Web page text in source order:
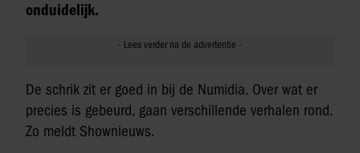
onduidelijk.
De schrik zit er goed in bij de Numidia. Over wat er
precies is gebeurd, gaan verschillende verhalen rond.
Zo meldt Shownieuws.